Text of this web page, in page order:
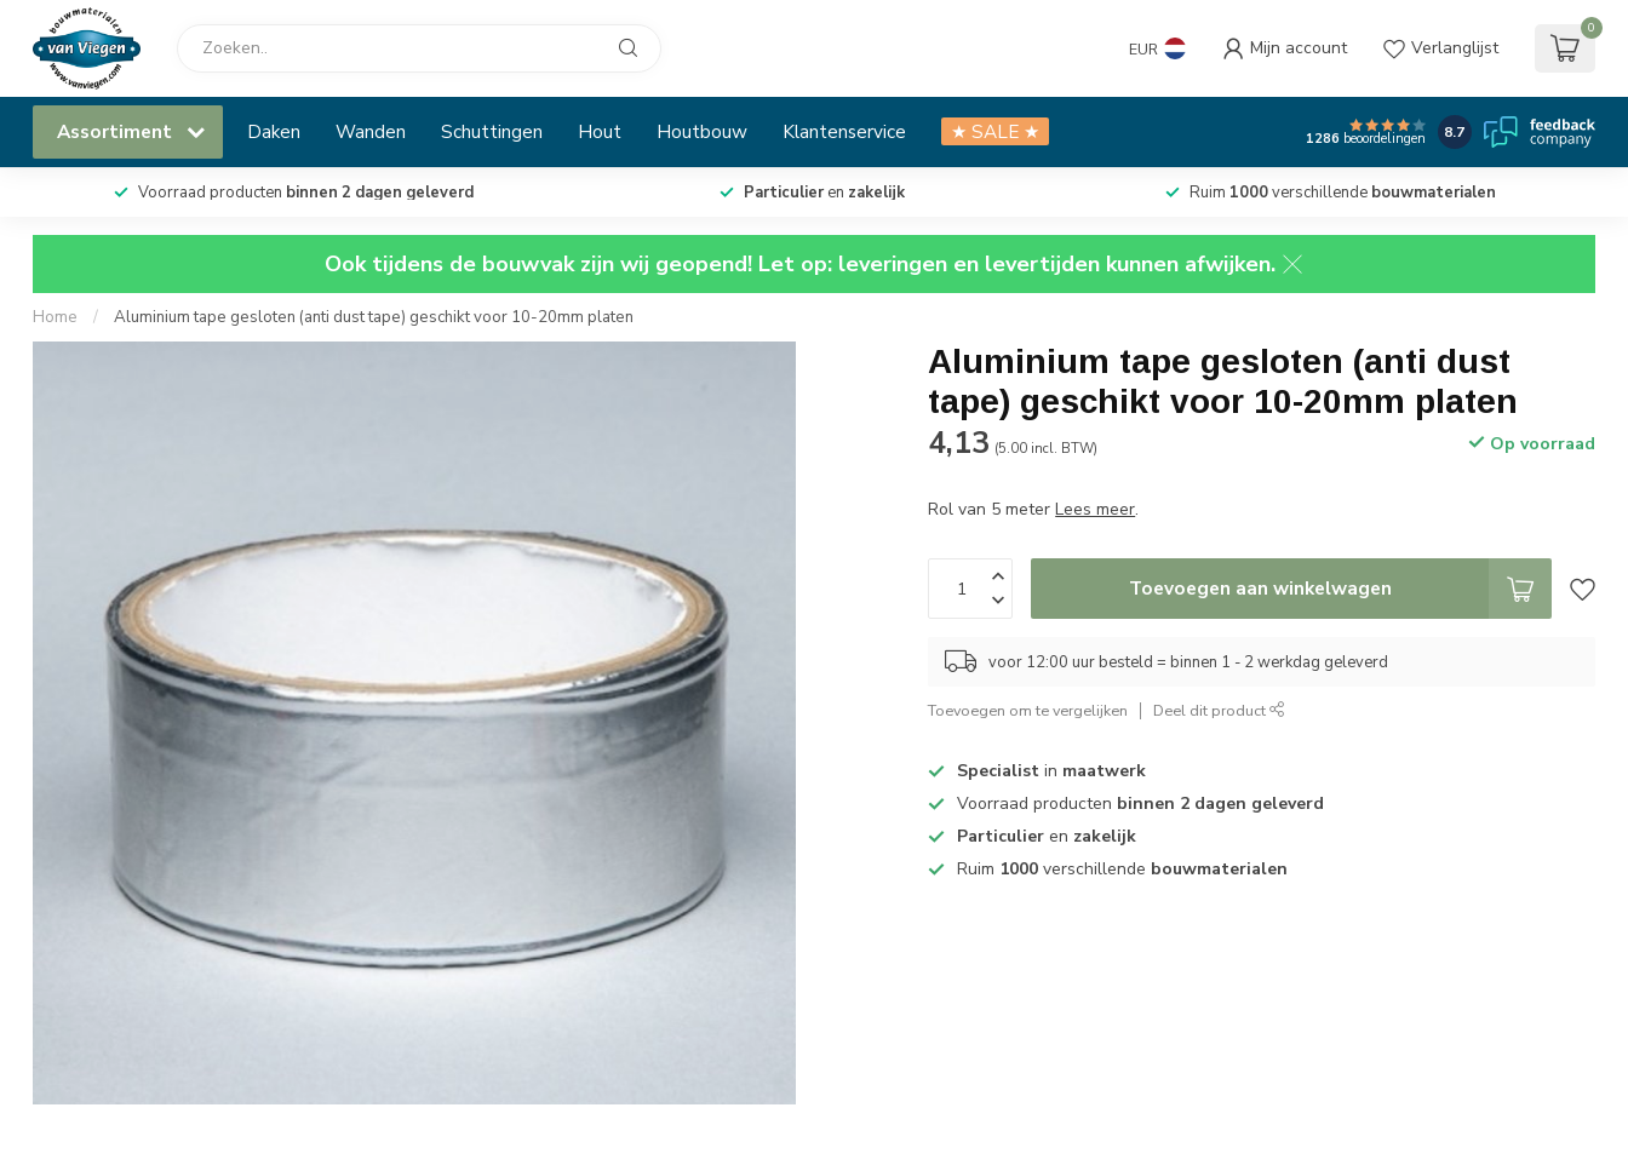
EUR Mijn account Verlanglijst
0
Assortiment Daken Wanden Schuttingen Hout Houtbouw Klantenservice ★ SALE ★ 1286 beoordelingen 8.7
Voorraad producten binnen 2 dagen geleverd Particulieren zakelijk Ruim 1000verschillende bouwmaterialen
Ook tijdens de bouwvak zijn wij geopend! Let op: leveringen en levertijden kunnen afwijken.
Home / Aluminium tape gesloten (anti dust tape) geschikt voor 10-20mm platen
Aluminium tape gesloten (anti dust
tape) geschikt voor 10-20mm platen
4,13 (5.00 incl. BTW) Op voorraad
Rol van 5 meterLees meer.
Toevoegen aan winkelwagen
voor 12:00 uur besteld = binnen 1 - 2 werkdag geleverd
Toevoegen om te vergelijken Deel dit product
Specialist in maatwerk
Voorraad producten binnen 2 dagen geleverd
Particulier en zakelijk
Ruim 1000 verschillende bouwmaterialen